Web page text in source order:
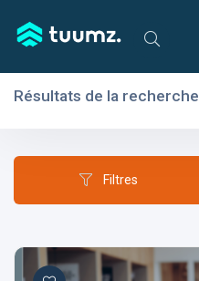
Domaines
Résultats de la recherche
Filtres